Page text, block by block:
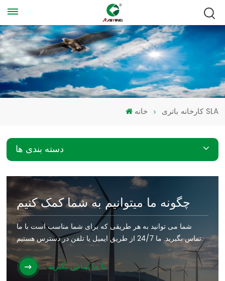
خانه کارخانه باتری SLA
دسته بندی ها
چگونه ما میتوانیم به شما کمک کنیم
شما می توانید به هر طریقی که برای شما مناسب است با ما
تماس بگیرید. ما 24/7 از طریق ایمیل یا تلفن در دسترس هستیم.
با ما تماس بگیرید